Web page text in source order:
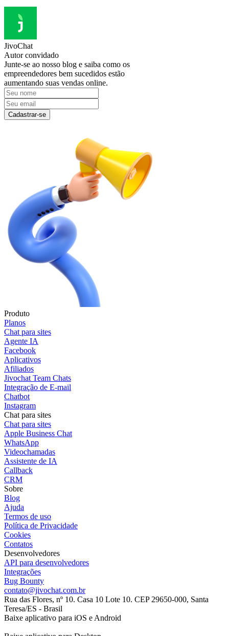
JivoChat
Autor convidado
Junte-se ao nosso blog e saiba como os
empreendedores bem sucedidos estão
aumentando suas vendas online.
Cadastrar-se
Produto
Planos
Chat para sites
Agente IA
Facebook
Aplicativos
Afiliados
Jivochat Team Chats
Integração de E-mail
Chatbot
Instagram
Chat para sites
Chat para sites
Apple Business Chat
WhatsApp
Videochamadas
Assistente de IA
Callback
CRM
Sobre
Blog
Ajuda
Termos de uso
Política de Privacidade
Cookies
Contatos
Desenvolvedores
API para desenvolvedores
Integrações
Bug Bounty
contato@jivochat.com.br
Rua das Flores, nº 10. Casa 10 Lote 10. CEP 29650-000, Santa
Teresa/ES - Brasil
Baixe aplicativo para iOS e Android